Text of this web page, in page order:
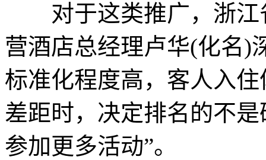
对于这类推广，浙江
营酒店总经理卢华(化名)
标准化程度高，客人入
差距时，决定排名的不
参加更多活动”。